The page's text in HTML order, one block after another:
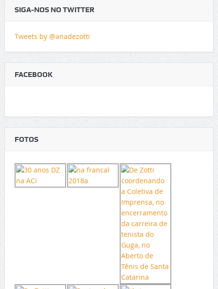
SIGA-NOS NO TWITTER
Tweets by @anadezotti
FACEBOOK
FOTOS